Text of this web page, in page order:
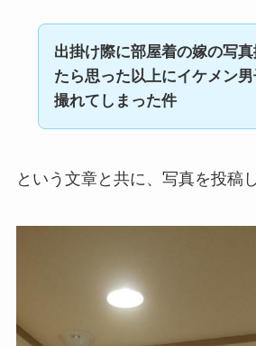
出掛け際に部屋着の嫁の写真
たら思った以上にイケメン男
撮れてしまった件
という文章と共に、写真を投稿